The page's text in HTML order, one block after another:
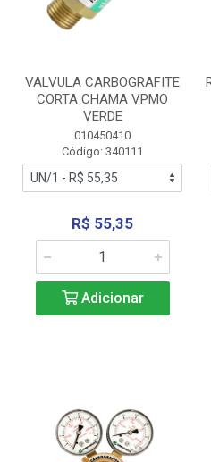
VALVULA CARBOGRAFITE
CORTA CHAMA VPMO
VERDE
010450410
Código: 340111
R$ 55,35
Adicionar